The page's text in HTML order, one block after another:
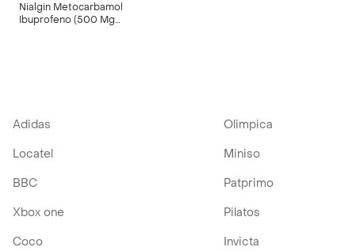
Nialgin Metocarbamol
Ibuprofeno (500 Mg
Adidas Olimpica
Locatel
Miniso
BBC
Patprimo
Xbox one
Pilatos
Coco
Invicta